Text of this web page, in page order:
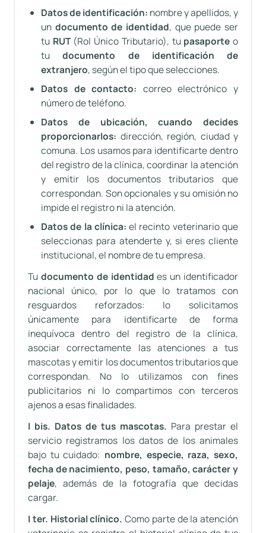
Datos de identificación: nombre y apellidos, y
un documento de identidad, que puede ser
tu RUT(Rol Único Tributario), tu pasaporte o
tudocumento de identificación de
extranjero, según el tipo que selecciones.
Datos de contacto: correo electrónico y
número de teléfono.
Datos de ubicación, cuando decides
proporcionarlos: dirección, región, ciudad y
comuna. Los usamos para identificarte dentro
del registro de la clínica, coordinar la atención
y emitir los documentos tributarios que
correspondan. Son opcionales y su omisión no
impide el registro ni la atención.
Datos de la clínica: el recinto veterinario que
seleccionas para atenderte y, si eres cliente
institucional, el nombre de tu empresa.
Tu documento de identidad es un identificador
nacional único, por lo que lo tratamos con
resguardos reforzados: lo solicitamos
únicamente para identificarte de forma
inequívoca dentro del registro de la clínica,
asociar correctamente las atenciones a tus
mascotas y emitir los documentos tributarios que
correspondan. No lo utilizamos con fines
publicitarios ni lo compartimos con terceros
ajenos a esas finalidades.
I bis. Datos de tus mascotas. Para prestar el
servicio registramos los datos de los animales
bajo tu cuidado: nombre, especie, raza, sexo,
fecha de nacimiento, peso, tamaño, carácter y
pelaje, además de la fotografía que decidas
cargar.
I ter. Historial clínico. Como parte de la atención